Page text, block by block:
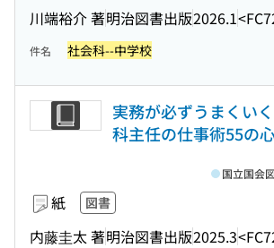
川端裕介 著明治図書出版2026.1
件名 社会科--中学校
実務が必ずうまくい
科主任の仕事術55の
紙 図書
内藤圭太 著明治図書出版2025.3
国立国会